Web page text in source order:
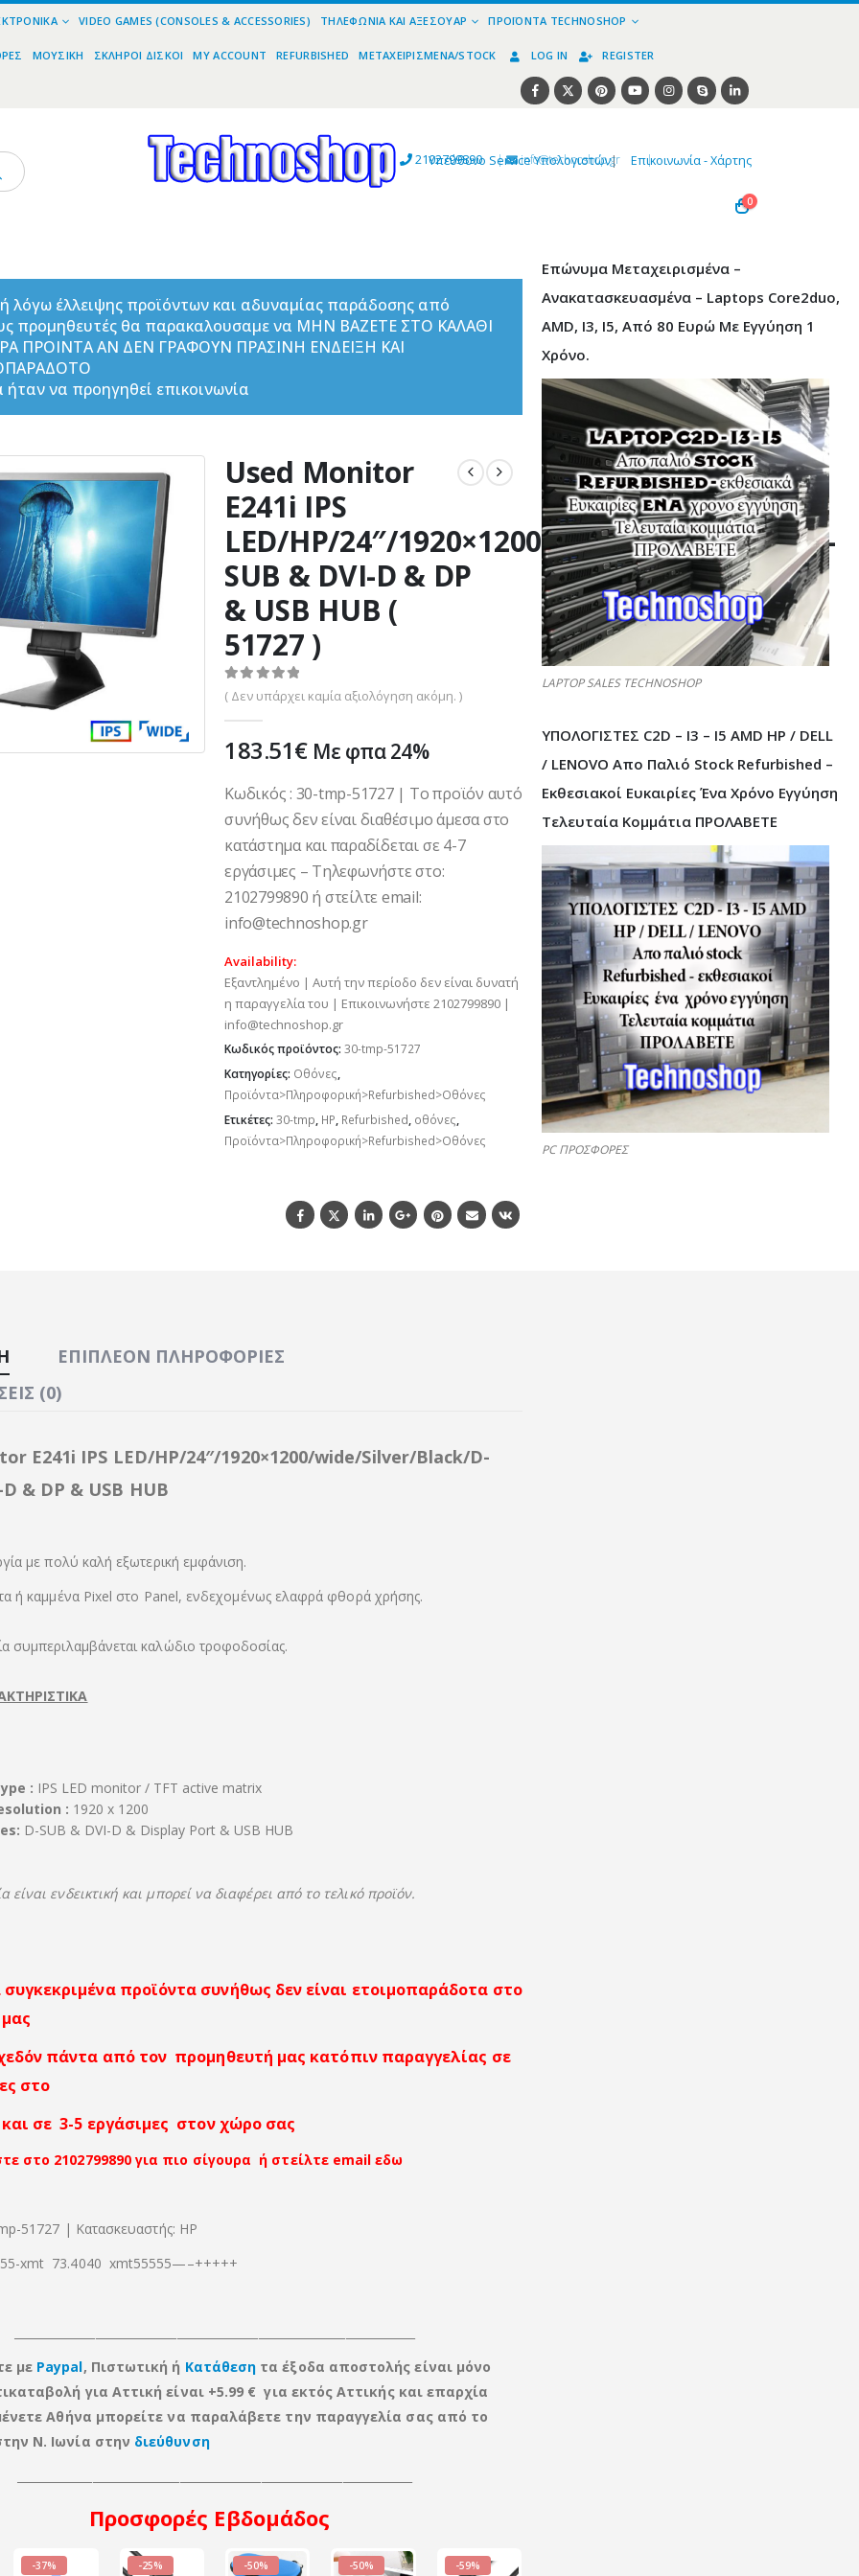
VIDEO GAMES (CONSOLES & ACCESSORIES) ΤΗΛΕΦΩΝΊΑ ΚΑΙ ΑΞΕΣΟΥΆΡ ΠΡΟΪΌΝΤΑ TECHNOSHOP
ΜΟΥΣΙΚΉ ΣΚΛΗΡΟΊ ΔΊΣΚΟΙ MY ACCOUNT REFURBISHED ΜΕΤΑΧΕΙΡΙΣΜΈΝΑ/STOCK LOG IN REGISTER
2102799890 | info@technoshop,gr |
Υπεύθυνο Service Υπολογιστών| Επικοινωνία - Χάρτης
0
λόγω έλλειψης προϊόντων και αδυναμίας παράδοσης από
προμηθευτές θα παρακαλουσαμε να ΜΗΝ ΒΑΖΕΤΕ ΣΤΟ ΚΑΛΑΘΙ
ΠΡΟΙΝΤΑ ΑΝ ΔΕΝ ΓΡΑΦΟΥΝ ΠΡΑΣΙΝΗ ΕΝΔΕΙΞΗ ΚΑΙ
ήταν να προηγηθεί επικοινωνία
Used Monitor
E241i IPS
LED/HP/24″/1920×1200/wide/Silver/Black/D-
SUB & DVI-D & DP
& USB HUB (
51727 )
0 out of 5
( Δεν υπάρχει καμία αξιολόγηση ακόμη. )
183.51€ Με φπα 24%
Κωδικός : 30-tmp-51727 | Το προϊόν αυτό
συνήθως δεν είναι διαθέσιμο άμεσα στο
κατάστημα και παραδίδεται σε 4-7
εργάσιμες – Τηλεφωνήστε στο:
2102799890 ή στείλτε email:
info@technoshop.gr
Availability:
Εξαντλημένο | Αυτή την περίοδο δεν είναι δυνατή
η παραγγελία του | Επικοινωνήστε 2102799890 |
info@technoshop.gr
Κωδικός προϊόντος: 30-tmp-51727
Κατηγορίες: Οθόνες,
Προϊόντα>Πληροφορική>Refurbished>Οθόνες
Ετικέτες: 30-tmp, HP, Refurbished, οθόνες,
Προϊόντα>Πληροφορική>Refurbished>Οθόνες
ΕΠΙΠΛΈΟΝ ΠΛΗΡΟΦΟΡΊΕΣ
(0)
E241i IPS LED/HP/24″/1920×1200/wide/Silver/Black/D-
& DP & USB HUB
με πολύ καλή εξωτερική εμφάνιση.
ή καμμένα Pixel στο Panel, ενδεχομένως ελαφρά φθορά χρήσης.
συμπεριλαμβάνεται καλώδιο τροφοδοσίας.
: IPS LED monitor / TFT active matrix
: 1920 x 1200
D-SUB & DVI-D & Display Port & USB HUB
ενδεικτική και μπορεί να διαφέρει από το τελικό προϊόν.
προϊόντα συνήθως δεν είναι ετοιμοπαράδοτα στο
πάντα από τον προμηθευτή μας κατόπιν παραγγελίας σε
στο
σε 3-5 εργάσιμες στον χώρο σας
στο 2102799890 για πιο σίγουρα ή στείλτε email εδω
51727 | Κατασκευαστής: HP
xmt 73.4040 xmt55555—–+++++
με Paypal, Πιστωτική ή Κατάθεση τα έξοδα αποστολής είναι μόνο
για Αττική είναι +5.99 € για εκτός Αττικής και επαρχία
Αθήνα μπορείτε να παραλάβετε την παραγγελία σας από το
Ν. Ιωνία στην διεύθυνση
Προσφορές Εβδομάδος
-37% -25% -50% -50% -59%
Επώνυμα Μεταχειρισμένα –
Ανακατασκευασμένα – Laptops Core2duo,
AMD, I3, I5, Από 80 Ευρώ Με Εγγύηση 1
Χρόνο.
LAPTOP SALES TECHNOSHOP
ΥΠΟΛΟΓΙΣΤΕΣ C2D – I3 – I5 AMD HP / DELL
/ LENOVO Απο Παλιό Stock Refurbished –
Εκθεσιακοί Ευκαιρίες Ένα Χρόνο Εγγύηση
Τελευταία Κομμάτια ΠΡΟΛΑΒΕΤΕ
PC ΠΡΟΣΦΟΡΕΣ